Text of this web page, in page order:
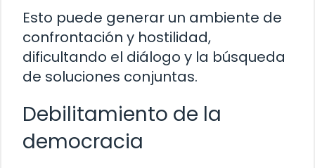
Esto puede generar un ambiente de
confrontación y hostilidad,
dificultando el diálogo y la búsqueda
de soluciones conjuntas.
Debilitamiento de la
democracia